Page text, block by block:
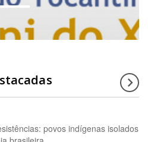
povos indígenas isolados